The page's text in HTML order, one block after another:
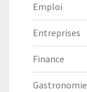
Emploi
Entreprises
Finance
Gastronomie